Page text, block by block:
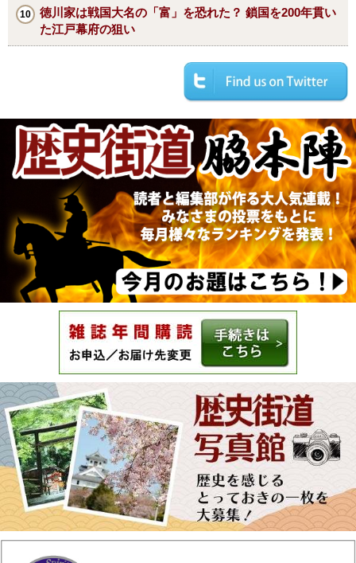
徳川家は戦国大名の「富」を恐れた？ 鎖国を200年貫い
た江戸幕府の狙い